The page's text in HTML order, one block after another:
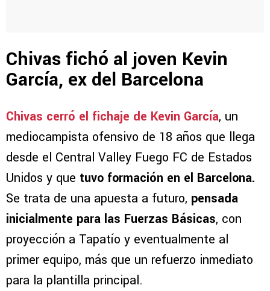
Chivas fichó al joven Kevin
García, ex del Barcelona
Chivas cerró el fichaje de Kevin García, un
mediocampista ofensivo de 18 años que llega
desde el Central Valley Fuego FC de Estados
Unidos y que tuvo formación en el Barcelona.
Se trata de una apuesta a futuro, pensada
inicialmente para las Fuerzas Básicas, con
proyección a Tapatío y eventualmente al
primer equipo, más que un refuerzo inmediato
para la plantilla principal.